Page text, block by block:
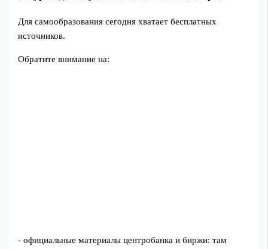
Для самообразования сегодня хватает бесплатных
источников.
Обратите внимание на:
- официальные материалы центробанка и биржи: там